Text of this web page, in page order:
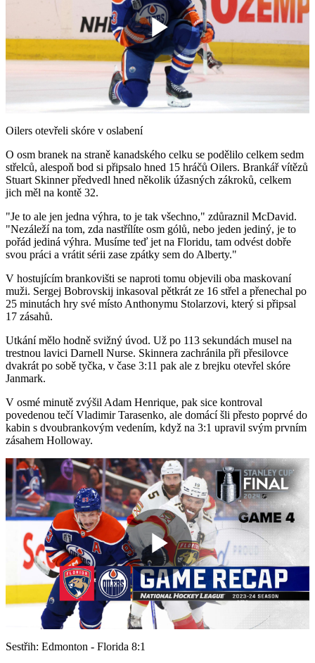
Play
Oilers otevřeli skóre v oslabení
O osm branek na straně kanadského celku se podělilo celkem sedm
střelců, alespoň bod si připsalo hned 15 hráčů Oilers. Brankář vítězů
Stuart Skinner předvedl hned několik úžasných zákroků, celkem
jich měl na kontě 32.
"Je to ale jen jedna výhra, to je tak všechno," zdůraznil McDavid.
"Nezáleží na tom, zda nastřílíte osm gólů, nebo jeden jediný, je to
pořád jediná výhra. Musíme teď jet na Floridu, tam odvést dobře
svou práci a vrátit sérii zase zpátky sem do Alberty."
V hostujícím brankovišti se naproti tomu objevili oba maskovaní
muži. Sergej Bobrovskij inkasoval pětkrát ze 16 střel a přenechal po
25 minutách hry své místo Anthonymu Stolarzovi, který si připsal
17 zásahů.
Utkání mělo hodně svižný úvod. Už po 113 sekundách musel na
trestnou lavici Darnell Nurse. Skinnera zachránila při přesilovce
dvakrát po sobě tyčka, v čase 3:11 pak ale z brejku otevřel skóre
Janmark.
V osmé minutě zvýšil Adam Henrique, pak sice kontroval
povedenou tečí Vladimir Tarasenko, ale domácí šli přesto poprvé do
kabin s dvoubrankovým vedením, když na 3:1 upravil svým prvním
zásahem Holloway.
Play
Sestřih: Edmonton - Florida 8:1